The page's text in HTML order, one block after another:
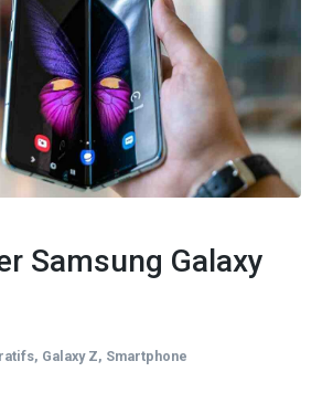
Samsung Galaxy
, Galaxy Z, Smartphone